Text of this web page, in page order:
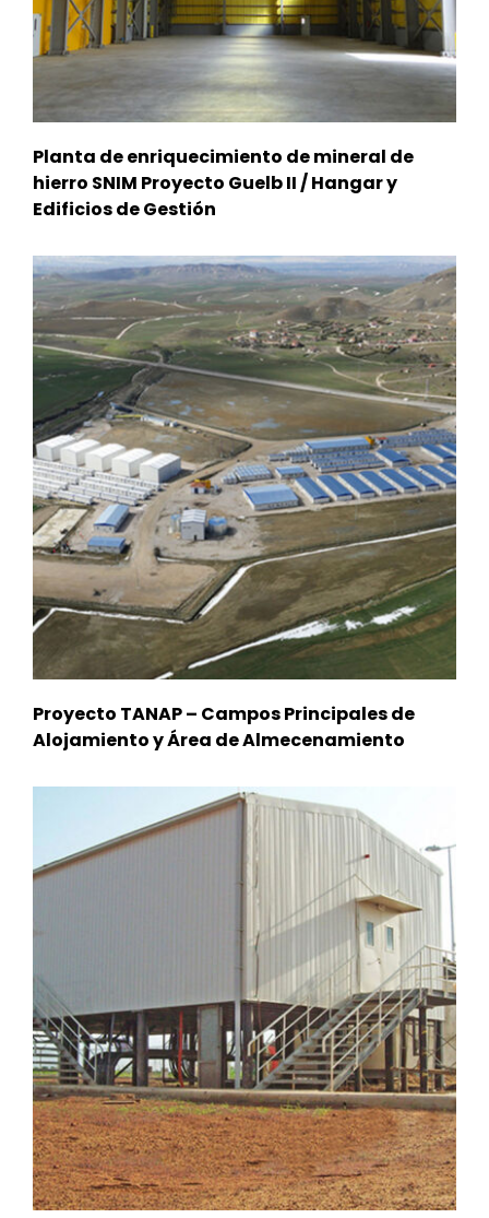
Planta de enriquecimiento de mineral de
hierro SNIM Proyecto Guelb II / Hangar y
Edificios de Gestión
Proyecto TANAP – Campos Principales de
Alojamiento y Área de Almecenamiento